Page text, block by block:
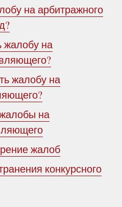
на арбитражного
жалобу на
жалобу на
на
жалоб
конкурсного